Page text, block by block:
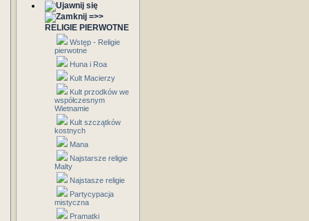
=>>
RELIGIE PIERWOTNE
Wstęp - Religie
pierwotne
Huna i Roa
Kult Macierzy
Kult przodków we
współczesnym
Wietnamie
Kult szczątków
kostnych
Mana
Najstarsze religie
Malty
Najstasze religie
Partycypacja
mistyczna
Pramatki